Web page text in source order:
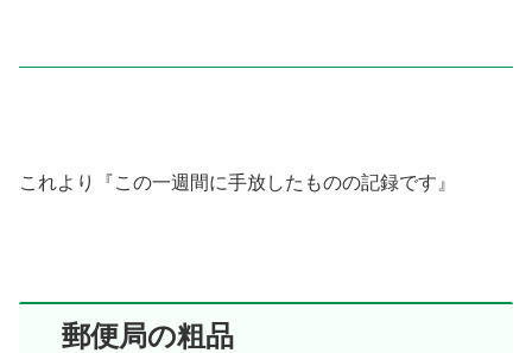
これより『この一週間に手放したものの記録です』
郵便局の粗品